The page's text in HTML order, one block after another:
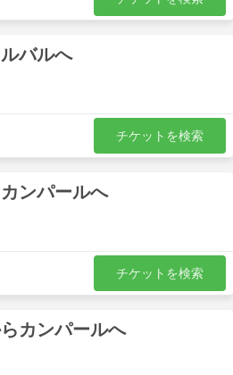
- イポー
ール
ル
ン
バルへ
チケットを検索
ンパールへ
チケットを検索
カンパールへ